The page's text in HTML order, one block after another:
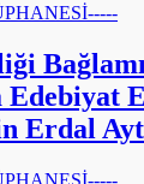
Edebiyat
Erdal